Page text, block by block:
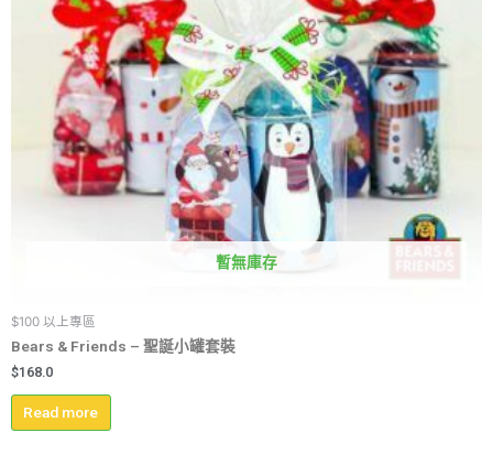
暫無庫存
$100 以上專區
Bears & Friends – 聖誕小罐套裝
$168.0
Read more